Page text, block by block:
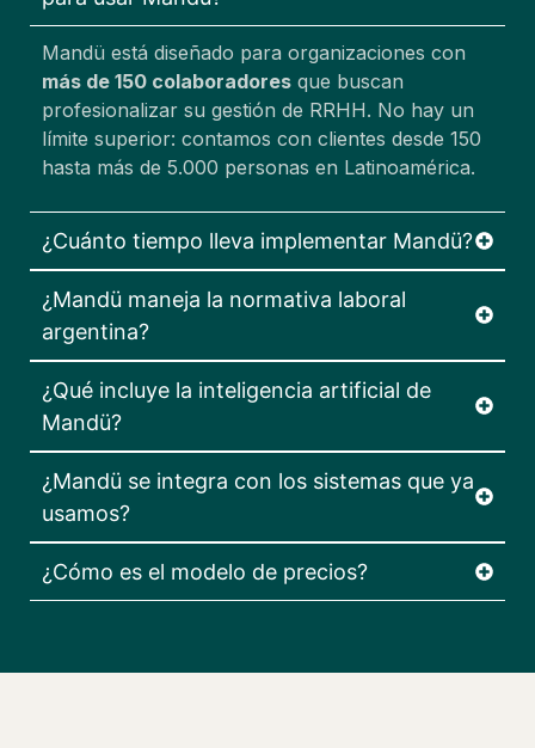
Mandü está diseñado para organizaciones con
más de 150 colaboradores que buscan
profesionalizar su gestión de RRHH. No hay un
límite superior: contamos con clientes desde 150
hasta más de 5.000 personas en Latinoamérica.
¿Cuánto tiempo lleva implementar Mandü?
¿Mandü maneja la normativa laboral
argentina?
¿Qué incluye la inteligencia artificial de
Mandü?
¿Mandü se integra con los sistemas que ya
usamos?
¿Cómo es el modelo de precios?